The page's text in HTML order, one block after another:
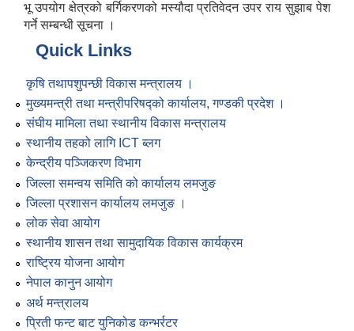
भू उपयोग क्षेत्रको बर्गिकरणको मस्यौदा प्रतिवेदन उपर राय सुझाब पेश
गर्ने सम्बन्धी सूचना ।
Quick Links
कृषि तथापशुपन्छी विकास मन्त्रालय ।
मुख्यमन्त्री तथा मन्त्रीपरिषद्को कार्यालय, गण्डकी प्रदेश ।
संघीय मामिला तथा स्थानीय विकास मन्त्रालय
स्थानीय तहको लागि ICT ब्लग
केन्द्रीय पञ्जिकरण विभाग
जिल्ला समन्वय समिति को कार्यालय लमजुङ
जिल्ला प्रशासन कार्यालय लमजुङ ।
लोक सेवा आयोग
स्थानीय शासन तथा सामुदायिक विकास कार्यक्रम
राष्ट्रिय योजना आयोग
नेपाल कानुन आयोग
अर्थ मन्त्रालय
प्रिती फन्ट बाट युनिकोड कन्भर्रटर